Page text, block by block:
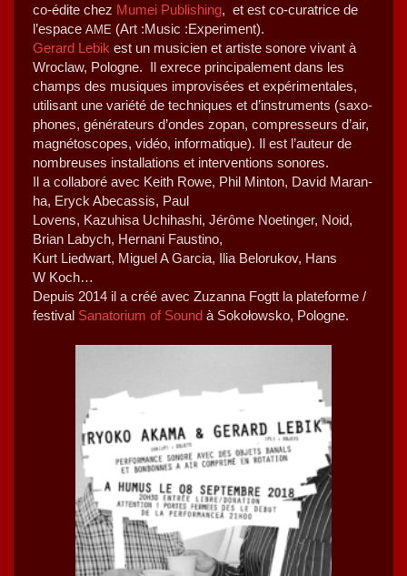
co-édite chez Mumei Pub­lish­ing, et est co-cura­trice de
l’espace AME (Art :Music :Exper­i­ment).
Ger­ard Lebik est un musi­cien et artiste sonore vivant à
Wro­claw, Pologne. Il exrece prin­ci­pale­ment dans les
champs des musiques impro­visées et expéri­men­tales,
util­isant une var­iété de tech­niques et d’instruments (sax­o­
phones, généra­teurs d’ondes zopan, com­presseurs d’air,
mag­né­to­scopes, vidéo, infor­ma­tique). Il est l’auteur de
nom­breuses instal­la­tions et inter­ven­tions sonores.
Il a col­laboré avec Kei­th Rowe, Phil Minton, David Maran­
ha, Eryck Abecas­sis, Paul
Lovens, Kazuhisa Uchi­hashi, Jérôme Noetinger, Noid,
Bri­an Labych, Her­nani Faustino,
Kurt Lied­wart, Miguel A Gar­cia, Ilia Belorukov, Hans
W Koch…
Depuis 2014 il a créé avec Zuzan­na Fogtt la plate­forme /
fes­ti­val Sana­to­ri­um of Sound à Sokołowsko, Pologne.